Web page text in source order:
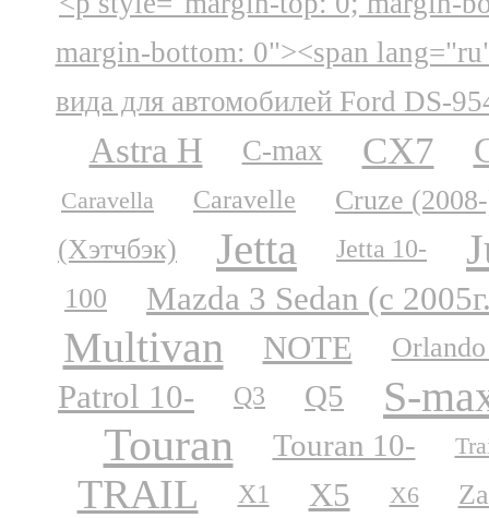
margin-bottom: 0"><span
вида для автомобилей Ford DS-
Astra H C-max CX7
Caravella Caravelle
Cruze
(Хэтчбэк)
Jetta Jetta 10-
100 Mazda 3 Sedan (с
Multivan NOTE
Patrol 10- Q3 Q5 S-
Touran Touran 10-
TRAIL X1 X5 X6